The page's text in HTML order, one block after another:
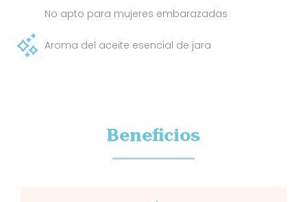
No apto para mujeres embarazadas
Aroma del aceite esencial de jara
Beneficios